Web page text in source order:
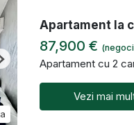
Next
Apartament la
87,900 €
Apartament cu 2
Vezi mai